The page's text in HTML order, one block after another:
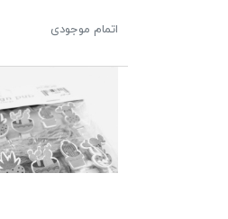
اتمام موجودی